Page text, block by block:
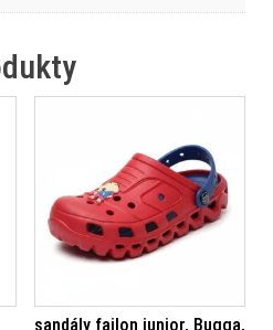
sandály fajlon junior, Bugga,